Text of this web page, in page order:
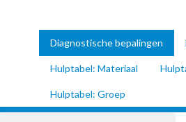
Diagnostische bepalingen
Hulptabel: Materiaal
Hulptabel: Groep